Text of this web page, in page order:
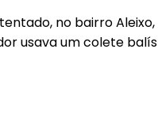
no bairro
usava um colete